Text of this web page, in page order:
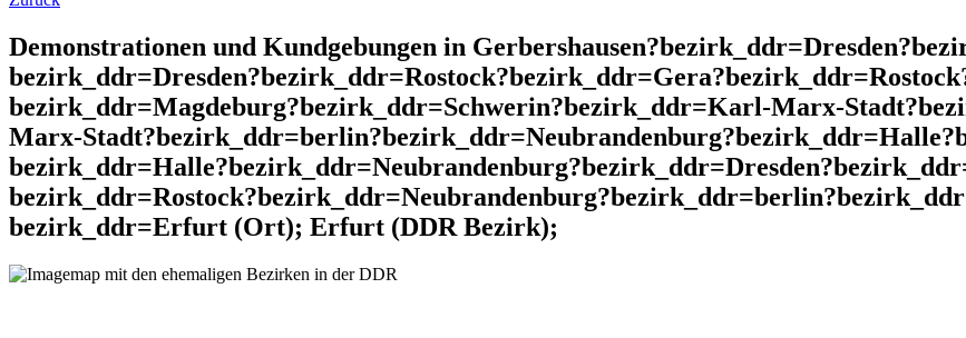
Demonstrationen und Kundgebungen in
bezirk_ddr=Magdeburg?bezirk_ddr=Schwerin?bezirk_ddr=Karl-Marx-
Marx-
bezirk_ddr=Erfurt (Ort); Erfurt (DDR Bezirk);